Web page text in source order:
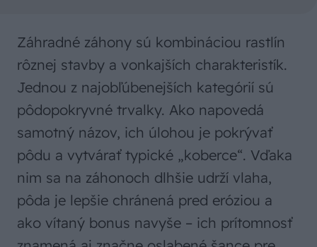
Záhradné záhony sú kombináciou rastlín
rôznej stavby a vonkajších charakteristík.
Jednou z najobľúbenejších kategórií sú
pôdopokryvné trvalky. Ako napovedá
samotný názov, ich úlohou je pokrývať
pôdu a vytvárať typické „koberce“. Vďaka
nim sa na záhonoch dlhšie udrží vlaha,
pôda je lepšie chránená pred eróziou a
ako vítaný bonus navyše – ich prítomnosť